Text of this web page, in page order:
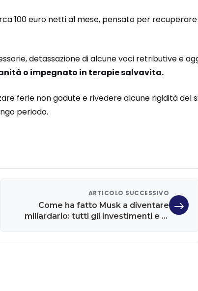
100 euro netti al mese, pensato per recuperare
detassazione di alcune voci retributive e
o impegnato in terapie salvavita.
ferie non godute e rivedere alcune rigidità del
periodo.
ARTICOLO SUCCESSIVO
Come ha fatto Musk a diventare
miliardario: tutti gli investimenti e le